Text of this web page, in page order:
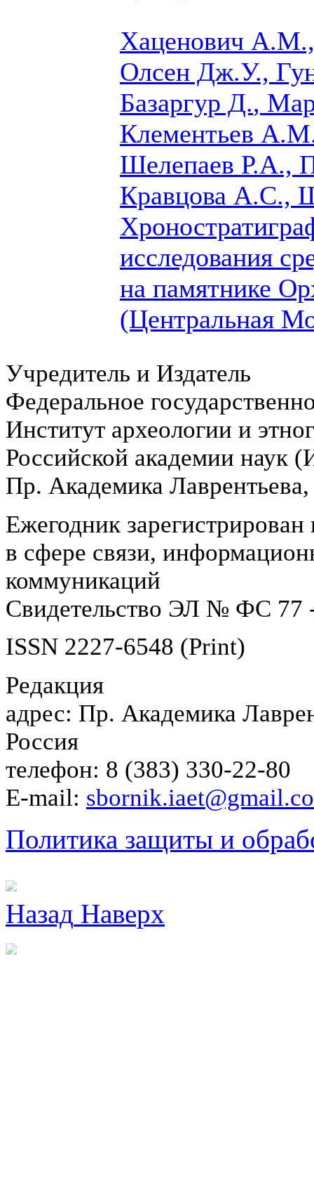
Хаценович
Олсен Дж.У.,
Базаргур Д.,
Клементьев
Шелепаев Р.А.,
Кравцова А.С.,
исследования
на памятнике
(Центральная
Учредитель и Издатель
Федеральное
Институт археологии и
Российской академии
Пр. Академика
Ежегодник
в сфере связи,
коммуникаций
Свидетельство ЭЛ № ФС 77
ISSN 2227-6548 (Print)
Редакция
адрес: Пр. Академика
Россия
телефон: 8 (383) 330-22-80
E-mail:
Политика защиты и
Назад Наверх